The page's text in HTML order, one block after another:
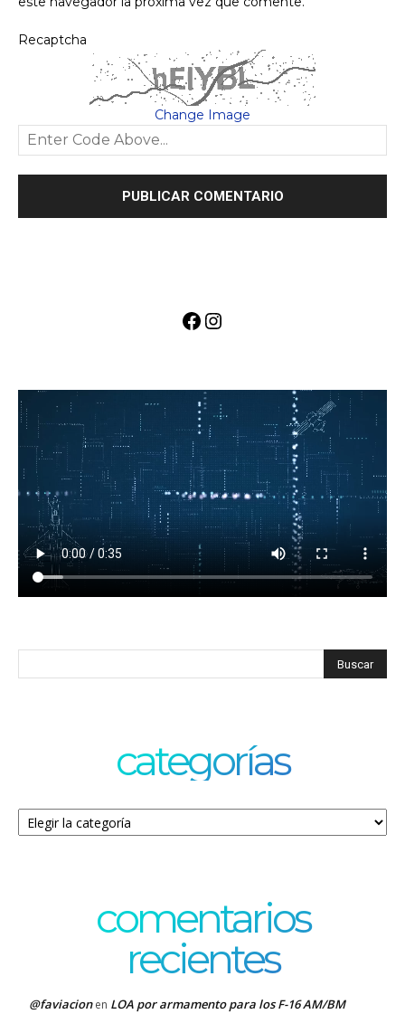
Recaptcha
Change Image
Facebook
Instagram
categorías
Categorías
comentarios
recientes
@faviacionen LOA por armamento para los F-16 AM/BM